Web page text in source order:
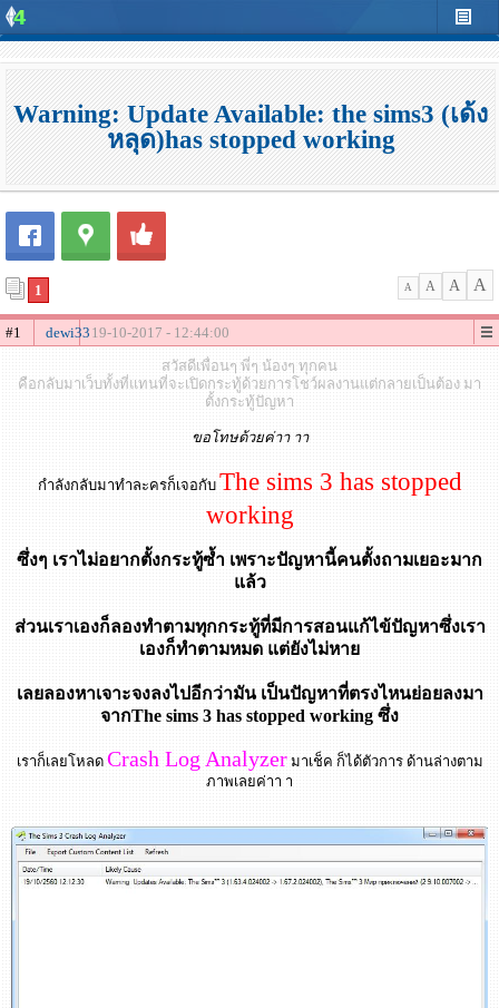
Warning: Update Available: the sims3 (เด้ง
หลุด)has stopped working
1 A A A A
#1 dewi33 19-10-2017 - 12:44:00
สวัสดีเพื่อนๆ พี่ๆ น้องๆ ทุกคน
คือกลับมาเว็บทั้งที่แทนที่จะเปิดกระทู้ด้วยการโชว์ผลงานแต่กลายเป็นต้อง มา
ตั้งกระทู้ปัญหา
ขอโทษด้วยค่าา าา
กำลังกลับมาทำละครก็เจอกับ The sims 3 has stopped
working
ซึ่งๆ เราไม่อยากตั้งกระทู้ซ้ำ เพราะปัญหานี้คนตั้งถามเยอะมาก
แล้ว
ส่วนเราเองก็ลองทำตามทุกกระทู้ที่มีการสอนแก้ไข้ปัญหาซึ่งเรา
เองก็ทำตามหมด แต่ยังไม่หาย
เลยลองหาเจาะจงลงไปอีกว่ามัน เป็นปัญหาที่ตรงไหนย่อยลงมา
จากThe sims 3 has stopped working ซึ่ง
เราก็เลยโหลด Crash Log Analyzerมาเช็ค ก็ได้ตัวการ ด้านล่างตาม
ภาพเลยค่าา า